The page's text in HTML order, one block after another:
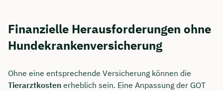
Finanzielle Herausforderungen ohne
Hundekrankenversicherung
Ohne eine entsprechende Versicherung können die
Tierarztkosten erheblich sein. Eine Anpassung der GOT